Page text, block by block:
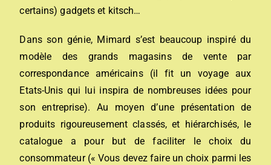
certains) gadgets et kitsch…
Dans son génie, Mimard s’est beaucoup inspiré du
modèle des grands magasins de vente par
correspondance américains (il fit un voyage aux
Etats-Unis qui lui inspira de nombreuses idées pour
son entreprise). Au moyen d’une présentation de
produits rigoureusement classés, et hiérarchisés, le
catalogue a pour but de faciliter le choix du
consommateur (« Vous devez faire un choix parmi les